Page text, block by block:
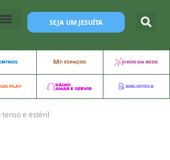
SEJA UM JESUÍTA
e estéril